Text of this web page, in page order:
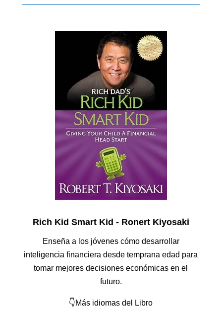
Rich Kid Smart Kid - Ronert Kiyosaki
Enseña a los jóvenes cómo desarrollar
inteligencia financiera desde temprana edad para
tomar mejores decisiones económicas en el
futuro.
👇Más idiomas del Libro